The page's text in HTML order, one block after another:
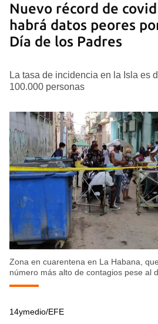
Nuevo récord de
habrá datos peores
Día de los Padres
La tasa de incidencia en la Isla es
100.000 personas
Zona en cuarentena en La Habana,
número más alto de contagios pese al
14ymedio/EFE